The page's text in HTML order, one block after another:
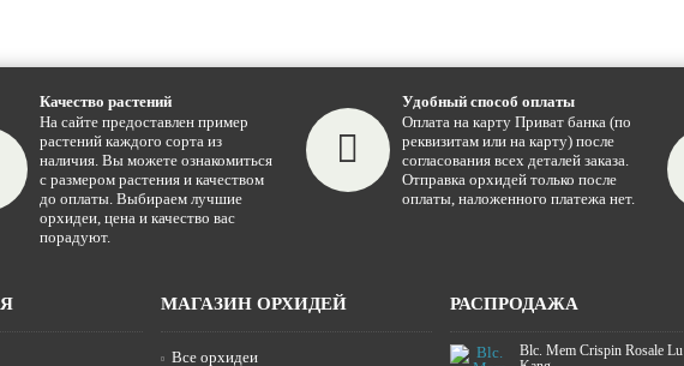
Качество растений
На сайте предоставлен пример
растений каждого сорта из
наличия. Вы можете ознакомиться
с размером растения и качеством
до оплаты. Выбираем лучшие
орхидеи, цена и качество вас
порадуют.
Удобный способ оплаты
Оплата на карту Приват банка (по
реквизитам или на карту) после
согласования всех деталей заказа.
Отправка орхидей только после
оплаты, наложенного платежа нет.
МАГАЗИН ОРХИДЕЙ
Все орхидеи
РАСПРОДАЖА
Blc. Mem Crispin Rosale Lu